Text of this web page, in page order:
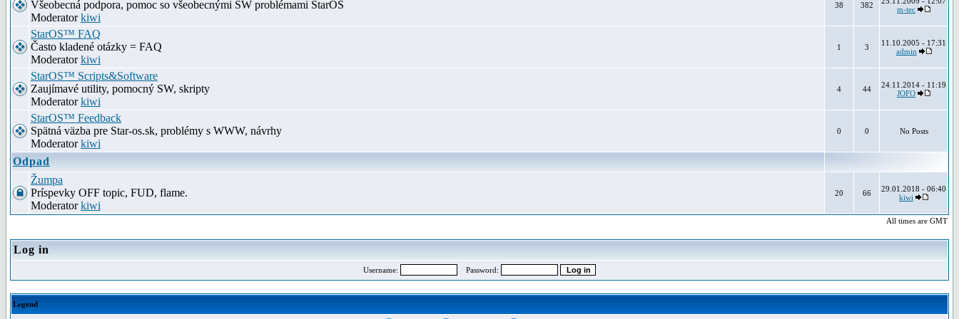
Všeobecná podpora, pomoc so všeobecnými SW problémami StarOS
Moderatorkiwi
38 382
m-tec
StarOS™ FAQ
Často kladené otázky = FAQ
Moderatorkiwi
1 3
11.10.2005 - 17:31
admin
StarOS™ Scripts&Software
Zaujímavé utility, pomocný SW, skripty
Moderatorkiwi
4 44
24.11.2014 - 11:19
JOFO
StarOS™ Feedback
Spätná väzba pre Star-os.sk, problémy s WWW, návrhy
Moderatorkiwi
0 0 No Posts
Odpad
Žumpa
Príspevky OFF topic, FUD, flame.
Moderatorkiwi
20 66
29.01.2018 - 06:40
kiwi
All times are GMT
Log in
Username: Password:
Legend